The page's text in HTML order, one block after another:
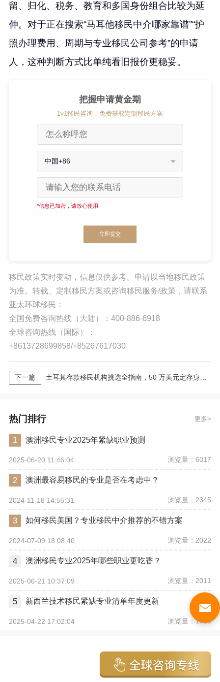
留、归化、税务、教育和多国身份组合比较为延
伸。对于正在搜索“马耳他移民中介哪家靠谱”“护
照办理费用、周期与专业移民公司参考”的申请
人，这种判断方式比单纯看旧报价更稳妥。
把握申请黄金期
1v1移民咨询，免费获取定制移民方案
中国+86
*信息已加密，请放心使用
立即提交
移民政策实时变动，信息仅供参考。申请以当地移民政策
为准。转载、定制移民方案或咨询移民服务/政策，请联系
亚太环球移民：
全国免费咨询热线（大陆）：400-886-6918
全球咨询热线（国际）：
+8613728699858/+85267617030
下一篇 土耳其存款移民机构挑选全指南，50 万美元定存身份办理必看
热门排行 更多
1 澳洲移民专业2025年紧缺职业预测
2025-06-20 11:46:04 浏览量：6017
2 澳洲最容易移民的专业是否在考虑中？
2024-11-18 14:55:31 浏览量：2345
3 如何移民美国？专业移民中介推荐的不错方案
2024-07-09 18:08:40 浏览量：2022
4 澳洲移民专业2025年哪些职业更吃香？
2025-06-21 10:37:09 浏览量：2011
5 新西兰技术移民紧缺专业清单年度更新
2025-04-22 17:02:04 浏览量：1918
圣卢西亚表示，加勒比各国的投资入籍计划无论如何改革，欧盟都希望将其彻底取缔